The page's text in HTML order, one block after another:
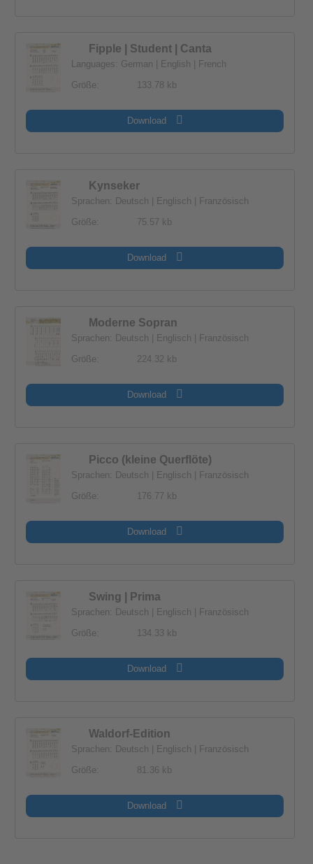
Fipple | Student | Canta
Languages: German | English | French
Größe:
133.78 kb
Download
Kynseker
Sprachen: Deutsch | Englisch | Französisch
Größe:
75.57 kb
Download
Moderne Sopran
Sprachen: Deutsch | Englisch | Französisch
Größe:
224.32 kb
Download
Picco (kleine Querflöte)
Sprachen: Deutsch | Englisch | Französisch
Größe:
176.77 kb
Download
Swing | Prima
Sprachen: Deutsch | Englisch | Französisch
Größe:
134.33 kb
Download
Waldorf-Edition
Sprachen: Deutsch | Englisch | Französisch
Größe:
81.36 kb
Download